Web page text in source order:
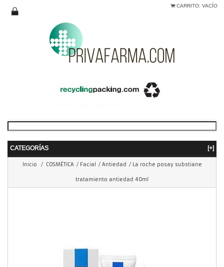
CARRITO: VACÍO
CATEGORÍAS [+]
Inicio / COSMÉTICA / Facial / Antiedad / La roche posay substiane
tratamiento antiedad 40ml